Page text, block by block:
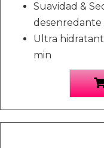
Suavidad &
Ultra
min